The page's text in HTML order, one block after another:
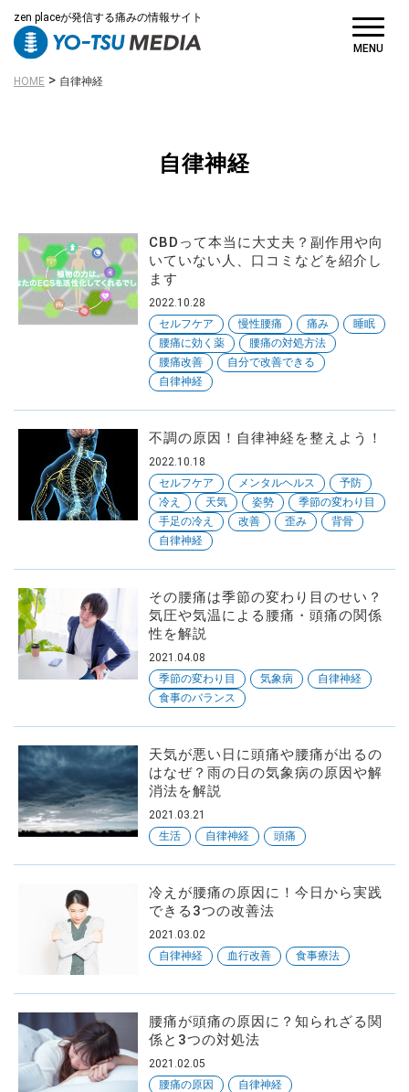
zen placeが発信する痛みの情報サイト
MENU
HOME > 自律神経
自律神経
CBDって本当に大丈夫？副作用や向
いていない人、口コミなどを紹介し
ます
2022.10.28
セルフケア
慢性腰痛 痛み
睡眠
腰痛に効く薬
腰痛の対処方法
腰痛改善
自分で改善できる
自律神経
不調の原因！自律神経を整えよう！
2022.10.18
セルフケア
メンタルヘルス
予防
冷え
天気 姿勢
季節の変わり目
手足の冷え
改善 歪み
背骨
自律神経
その腰痛は季節の変わり目のせい？
気圧や気温による腰痛・頭痛の関係
性を解説
2021.04.08
季節の変わり目
気象病
自律神経
食事のバランス
天気が悪い日に頭痛や腰痛が出るの
はなぜ？雨の日の気象病の原因や解
消法を解説
2021.03.21
生活
自律神経 頭痛
冷えが腰痛の原因に！今日から実践
できる3つの改善法
2021.03.02
自律神経
血行改善 食事療法
腰痛が頭痛の原因に？知られざる関
係と3つの対処法
2021.02.05
腰痛の原因
自律神経